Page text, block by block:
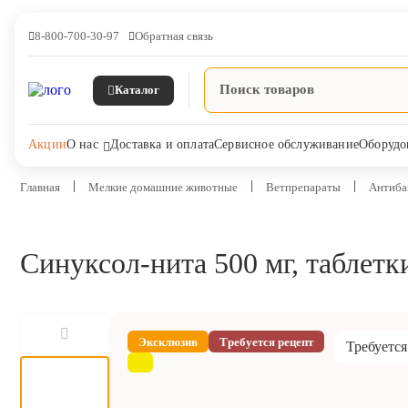
8-800-700-30-97 Обратная связь
Каталог
АкцииО нас Доставка и оплатаСервисное обслуживание
Ветпрепараты
Корма и лакомства
Главная Мелкие домашние животные Ветпрепараты
Синуксол-нита 500 мг,
Эксклюзив Требуется рецепт